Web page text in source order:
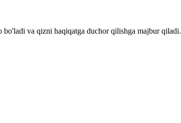
va qizni haqiqatga duchor qilishga majbur qiladi.